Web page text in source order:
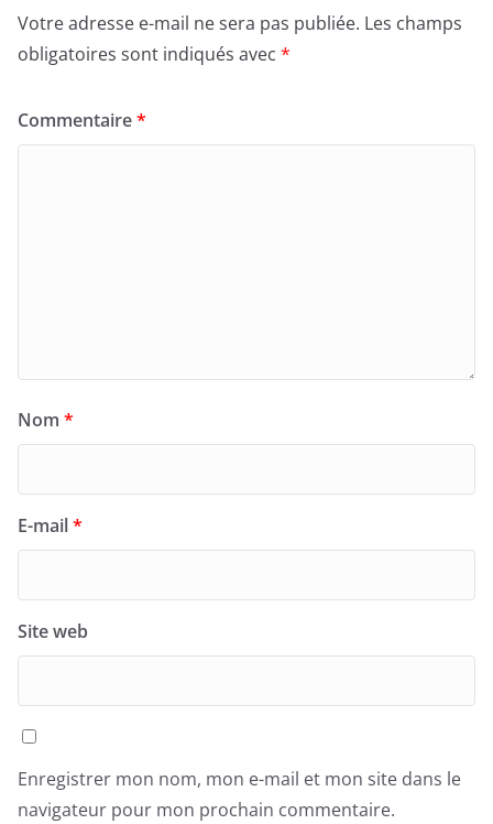
Votre adresse e-mail ne sera pas publiée. Les champs
obligatoires sont indiqués avec *
Commentaire*
Nom *
E-mail*
Site web
Enregistrer mon nom, mon e-mail et mon site dans le
navigateur pour mon prochain commentaire.